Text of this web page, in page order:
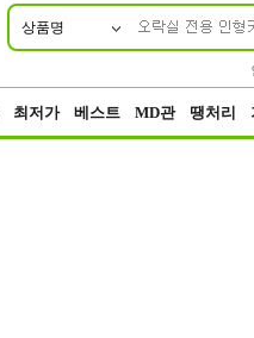
상품명
최저가 베스트 MD관 땡처리